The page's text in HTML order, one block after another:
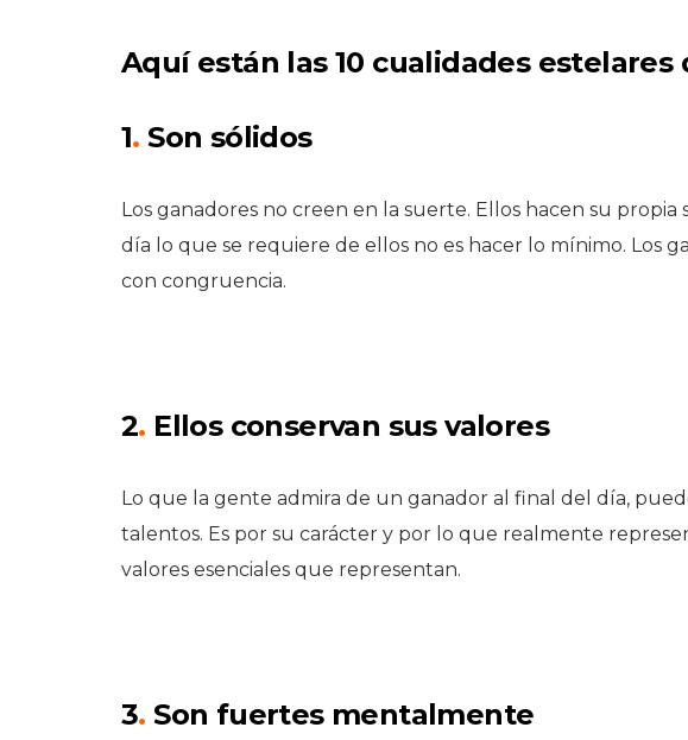
Aquí están las 10 cualidades estelares
1. Son sólidos
Los ganadores no creen en la suerte. Ellos hacen su propia
día lo que se requiere de ellos no es hacer lo mínimo. Los
con congruencia.
2. Ellos conservan sus valores
Lo que la gente admira de un ganador al final del día,
talentos. Es por su carácter y por lo que realmente
valores esenciales que representan.
3. Son fuertes mentalmente